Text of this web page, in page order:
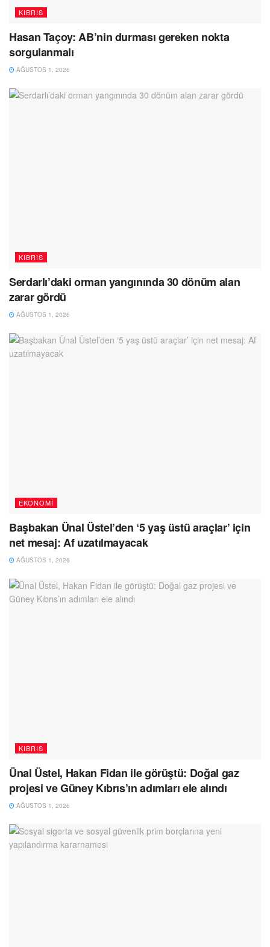
KIBRIS
Hasan Taçoy: AB’nin durması gereken nokta
sorgulanmalı
AĞUSTOS 1, 2026
KIBRIS
Serdarlı’daki orman yangınında 30 dönüm alan
zarar gördü
AĞUSTOS 1, 2026
EKONOMI
Başbakan Ünal Üstel’den ‘5 yaş üstü araçlar’ için
net mesaj: Af uzatılmayacak
AĞUSTOS 1, 2026
KIBRIS
Ünal Üstel, Hakan Fidan ile görüştü: Doğal gaz
projesi ve Güney Kıbrıs’ın adımları ele alındı
AĞUSTOS 1, 2026